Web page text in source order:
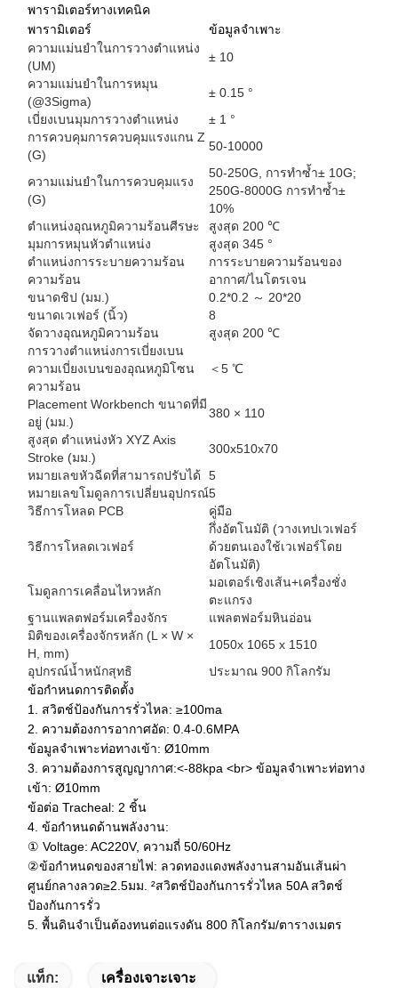
พารามิเตอร์ทางเทคนิค
พารามิเตอร์
ข้อมูลจำเพาะ
ความแม่นยำในการวางตำแหน่ง
(UM)
± 10
ความแม่นยำในการหมุน
(@3Sigma)
± 0.15 °
เบี่ยงเบนมุมการวางตำแหน่ง
± 1 °
การควบคุมการควบคุมแรงแกน Z
(G)
50-10000
ความแม่นยำในการควบคุมแรง
(G)
50-250G, การทำซ้ำ± 10G;
250G-8000G การทำซ้ำ±
10%
ตำแหน่งอุณหภูมิความร้อนศีรษะ
สูงสุด 200 ℃
มุมการหมุนหัวตำแหน่ง
สูงสุด 345 °
ตำแหน่งการระบายความร้อน
ความร้อน
การระบายความร้อนของ
อากาศ/ไนโตรเจน
ขนาดชิป (มม.)
0.2*0.2 ～ 20*20
ขนาดเวเฟอร์ (นิ้ว)
8
จัดวางอุณหภูมิความร้อน
สูงสุด 200 ℃
การวางตำแหน่งการเบี่ยงเบน
ความเบี่ยงเบนของอุณหภูมิโซน
ความร้อน
＜5 ℃
Placement Workbench ขนาดที่มี
อยู่ (มม.)
380 × 110
สูงสุด ตำแหน่งหัว XYZ Axis
Stroke (มม.)
300x510x70
หมายเลขหัวฉีดที่สามารถปรับได้
5
หมายเลขโมดูลการเปลี่ยนอุปกรณ์5
วิธีการโหลด PCB
คู่มือ
วิธีการโหลดเวเฟอร์
กึ่งอัตโนมัติ (วางเทปเวเฟอร์
ด้วยตนเองใช้เวเฟอร์โดย
อัตโนมัติ)
โมดูลการเคลื่อนไหวหลัก
มอเตอร์เชิงเส้น+เครื่องชั่ง
ตะแกรง
ฐานแพลตฟอร์มเครื่องจักร
แพลตฟอร์มหินอ่อน
มิติของเครื่องจักรหลัก (L × W ×
H, mm)
1050x 1065 x 1510
อุปกรณ์น้ำหนักสุทธิ
ประมาณ 900 กิโลกรัม
ข้อกำหนดการติดตั้ง
1. สวิตช์ป้องกันการรั่วไหล: ≥100ma
2. ความต้องการอากาศอัด: 0.4-0.6MPA
ข้อมูลจำเพาะท่อทางเข้า: Ø10mm
3. ความต้องการสูญญากาศ:<-88kpa <br> ข้อมูลจำเพาะท่อทาง
เข้า: Ø10mm
ข้อต่อ Tracheal: 2 ชิ้น
4. ข้อกำหนดด้านพลังงาน:
① Voltage: AC220V, ความถี่ 50/60Hz
②ข้อกำหนดของสายไฟ: ลวดทองแดงพลังงานสามอันเส้นผ่า
ศูนย์กลางลวด≥2.5มม. ²สวิตช์ป้องกันการรั่วไหล 50A สวิตช์
ป้องกันการรั่ว
5. พื้นดินจำเป็นต้องทนต่อแรงดัน 800 กิโลกรัม/ตารางเมตร
แท็ก: เครื่องเจาะเจาะ